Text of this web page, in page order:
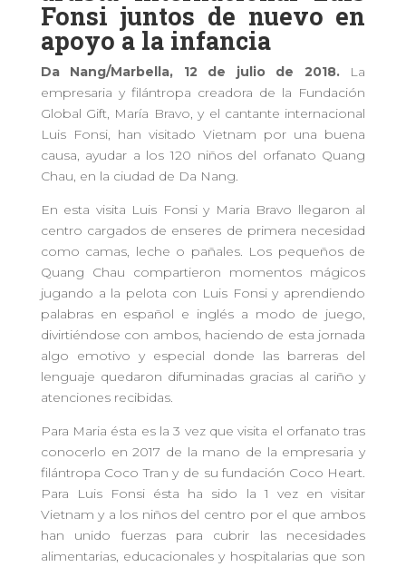
Fonsi juntos de nuevo en
apoyo a la infancia
Da Nang/Marbella, 12 de julio de 2018.
La
empresaria y filántropa creadora de la Fundación
Global Gift, María Bravo, y el cantante internacional
Luis Fonsi, han visitado Vietnam por una buena
causa, ayudar a los 120 niños del orfanato Quang
Chau, en la ciudad de Da Nang.
En esta visita Luis Fonsi y Maria Bravo llegaron al
centro cargados de enseres de primera necesidad
como camas, leche o pañales. Los pequeños de
Quang Chau compartieron momentos mágicos
jugando a la pelota con Luis Fonsi y aprendiendo
palabras en español e inglés a modo de juego,
divirtiéndose con ambos, haciendo de esta jornada
algo emotivo y especial donde las barreras del
lenguaje quedaron difuminadas gracias al cariño y
atenciones recibidas.
Para Maria ésta es la 3 vez que visita el orfanato tras
conocerlo en 2017 de la mano de la empresaria y
filántropa Coco Tran y de su fundación Coco Heart.
Para Luis Fonsi ésta ha sido la 1 vez en visitar
Vietnam y a los niños del centro por el que ambos
han unido fuerzas para cubrir las necesidades
alimentarias, educacionales y hospitalarias que son